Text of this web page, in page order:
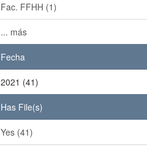
Fac. FFHH (1)
... más
Fecha
2021 (41)
Has File(s)
Yes (41)